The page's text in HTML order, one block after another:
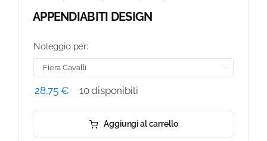
APPENDIABITI DESIGN
Noleggio per:
28,75 € 10 disponibili
Aggiungi al carrello